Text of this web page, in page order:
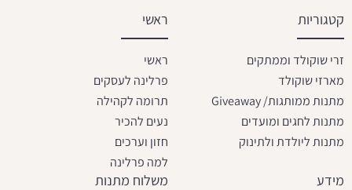
קטגוריות
זרי שוקולד וממתקים
מארזי שוקולד
מתנות ממותגות/ Giveaway
מתנות לחגים ומועדים
מתנות ליולדת ולתינוק
ראשי
ראשי
פרלינה לעסקים
תרומה לקהילה
נעים להכיר
חזון וערכים
למה פרלינה
מידע משלוח מתנות